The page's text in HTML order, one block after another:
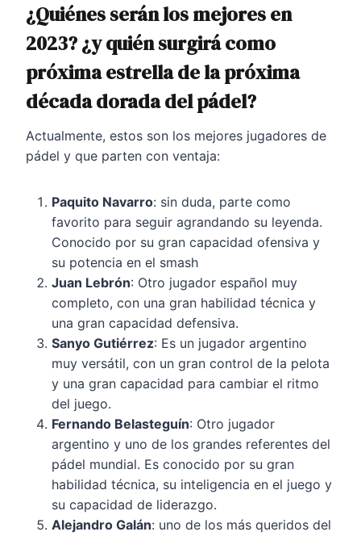
¿Quiénes serán los mejores en
2023? ¿yquién surgirá como
próxima estrella de la próxima
década dorada del pádel?
Actualmente, estos son los mejores jugadores de
pádel y que parten con ventaja:
Paquito Navarro: sin duda, parte como
favorito para seguir agrandando su leyenda.
Conocido por su gran capacidad ofensiva y
su potencia en el smash
Juan Lebrón: Otro jugador español muy
completo, con una gran habilidad técnica y
una gran capacidad defensiva.
Sanyo Gutiérrez: Es un jugador argentino
muy versátil, con un gran control de la pelota
y una gran capacidad para cambiar el ritmo
del juego.
Fernando Belasteguín: Otro jugador
argentino y uno de los grandes referentes del
pádel mundial. Es conocido por su gran
habilidad técnica, su inteligencia en el juego y
su capacidad de liderazgo.
Alejandro Galán: uno de los más queridos del